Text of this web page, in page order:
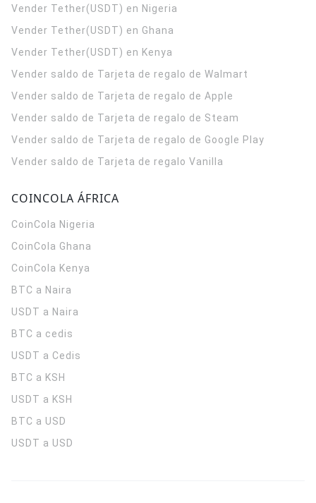
Vender Tether(USDT) en Nigeria
Vender Tether(USDT) en Ghana
Vender Tether(USDT) en Kenya
Vender saldo de Tarjeta de regalo de Walmart
Vender saldo de Tarjeta de regalo de Apple
Vender saldo de Tarjeta de regalo de Steam
Vender saldo de Tarjeta de regalo de Google Play
Vender saldo de Tarjeta de regalo Vanilla
COINCOLA ÁFRICA
CoinCola Nigeria
CoinCola Ghana
CoinCola Kenya
BTC a Naira
USDT a Naira
BTC a cedis
USDT a Cedis
BTC a KSH
USDT a KSH
BTC a USD
USDT a USD